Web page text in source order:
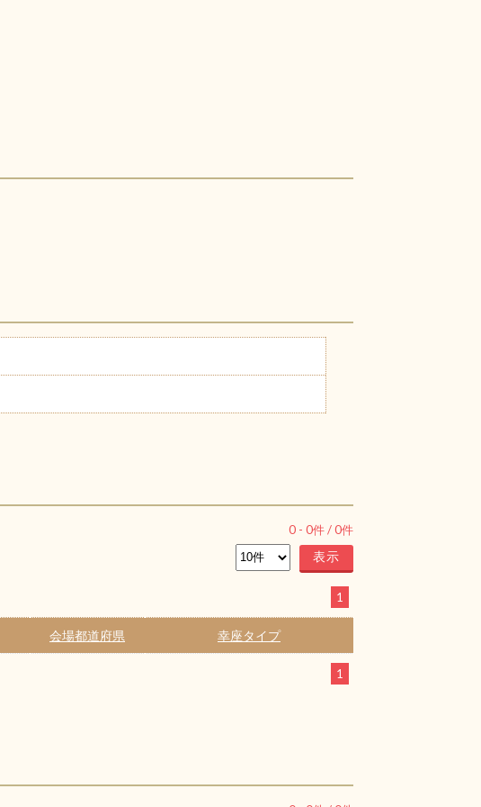
0 - 0件 /0件
1
会場都道府県 幸座タイプ
1